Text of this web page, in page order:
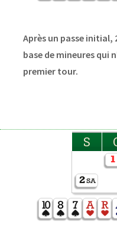
Après un passe initial,
base de mineures qui
premier tour.
S